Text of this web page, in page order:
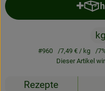
#960 7,49 € / kg
Dieser Artikel
Rezepte